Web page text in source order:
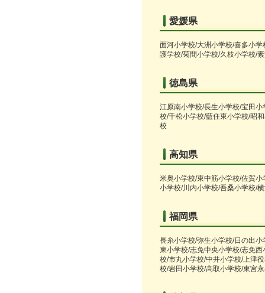
愛媛県
面河小学校/大洲小学校/喜多小
護学校/菊間小学校/久枝小学校/
徳島県
江原南小学校/長生小学校/宝田
校/千松小学校/藍住東小学校/昭
校
高知県
米奥小学校/東中筋小学校/佐賀
小学校/川内小学校/吾桑小学校/
福岡県
長糸小学校/弥生小学校/日の出
東小学校/志免中央小学校/志免
校/市丸小学校/中井小学校/上津
校/岩田小学校/高取小学校/東宮